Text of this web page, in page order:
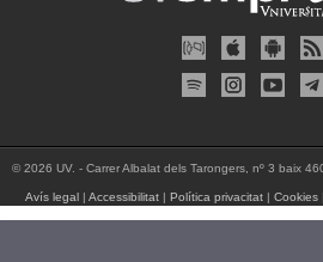
© 2026 UV. - Carrer Albalat dels Tarongers, nº 3 baix
Avís legal| Accessibilitat| Política privacitat| Cookies|